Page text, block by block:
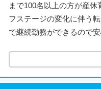
まで100名以上の方が産
フステージの変化に伴う
で継続勤務ができるので